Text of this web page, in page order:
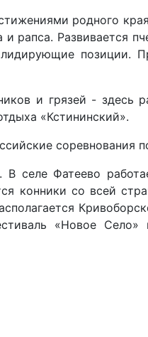
родного
Развивается
позиции.
и грязей - здесь
«Кстининский».
соревнования
Фатеево
конники со всей
«Новое